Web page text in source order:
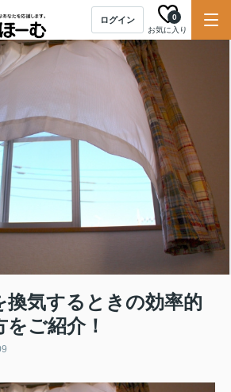
ログイン
お気に入り
0
換気するときの効率的
ご紹介！